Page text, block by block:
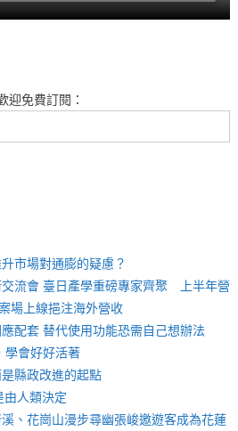
迎免費訂閱：
市場對通膨的疑慮？
流會 臺日產學重磅專家齊聚 上半年營
場上線挹注海外營收
配套 替代使用功能恐需自己想辦法
學會好好活著
縣政改進的起點
人類決定
溪、花崗山漫步尋幽張峻邀遊客成為花蓮